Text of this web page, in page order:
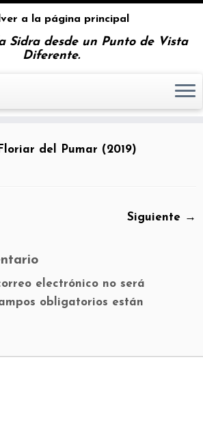
Sidra desde un Punto de Vista
Diferente.
del Pumar (2019)
Siguiente →
electrónico no será
obligatorios están